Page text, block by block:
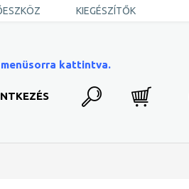
kattintva.
KIEGÉSZÍTŐK